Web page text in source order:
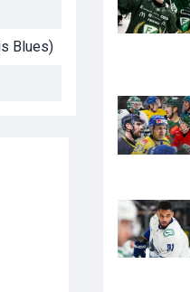
Blues)